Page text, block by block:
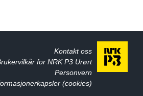
Kontakt oss
for NRK P3 Urørt
Personvern
(cookies)